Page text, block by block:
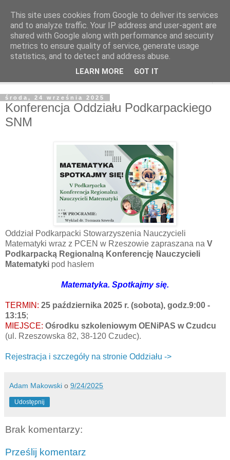
środa, 24 września 2025
Konferencja Oddziału Podkarpackiego
SNM
Oddział Podkarpacki Stowarzyszenia Nauczycieli
Matematyki wraz z PCEN w Rzeszowie zapraszana na V
Podkarpacką Regionalną Konferencję Nauczycieli
Matematyki pod hasłem
Matematyka. Spotkajmy się.
TERMIN: 25 października 2025 r. (sobota), godz.9:00 -
13:15;
MIEJSCE: Ośrodku szkoleniowym OENiPAS w Czudcu
(ul. Rzeszowska 82, 38-120 Czudec).
Rejestracja i szczegóły na stronie Oddziału ->
Adam Makowski o 9/24/2025
Udostępnij
Brak komentarzy:
Prześlij komentarz
This site uses cookies from Google to deliver its services
and to analyze traffic. Your IP address and user-agent are
shared with Google along with performance and security
metrics to ensure quality of service, generate usage
statistics, and to detect and address abuse.
LEARN MORE GOT IT